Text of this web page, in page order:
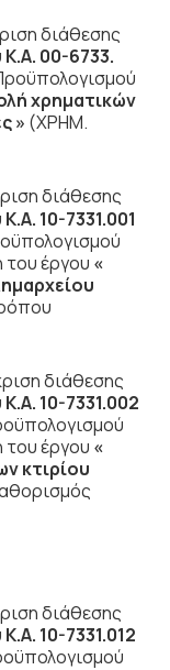
διάθεσης
Κ.Α. 00-6733.
χρηματικών
» (ΧΡΗΜ.
διάθεσης
Κ.Α. 10-7331.001
του έργου «
διάθεσης
Κ.Α. 10-7331.002
του έργου «
κτιρίου
διάθεσης
Κ.Α. 10-7331.012